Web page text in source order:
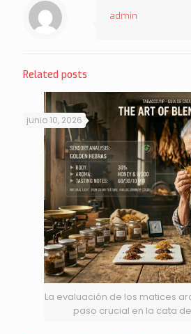
admin
Related posts
La evaluación de los matices
paso crucial en la cata
junio 10, 2026